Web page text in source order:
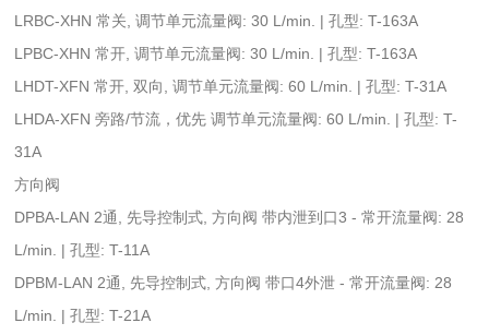
LRBC-XHN 常关, 调节单元流量阀: 30 L/min. | 孔型: T-163A
LPBC-XHN 常开, 调节单元流量阀: 30 L/min. | 孔型: T-163A
LHDT-XFN 常开, 双向, 调节单元流量阀: 60 L/min. | 孔型: T-31A
LHDA-XFN 旁路/节流，优先 调节单元流量阀: 60 L/min. | 孔型: T-
31A
方向阀
DPBA-LAN 2通, 先导控制式, 方向阀 带内泄到口3 - 常开流量阀: 28
L/min. | 孔型: T-11A
DPBM-LAN 2通, 先导控制式, 方向阀 带口4外泄 - 常开流量阀: 28
L/min. | 孔型: T-21A